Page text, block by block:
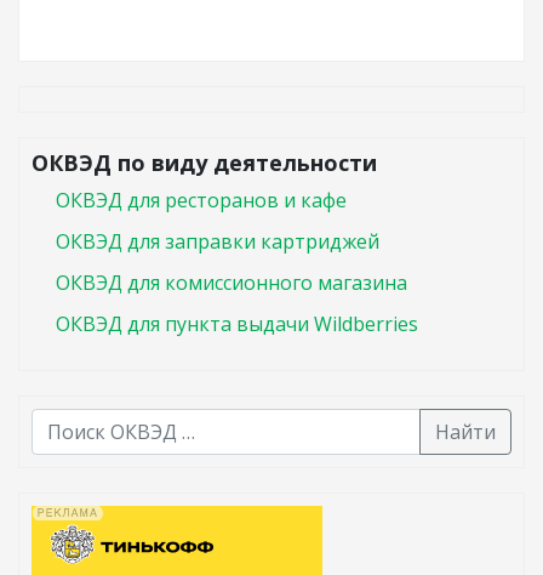
ОКВЭД по виду деятельности
ОКВЭД для ресторанов и кафе
ОКВЭД для заправки картриджей
ОКВЭД для комиссионного магазина
ОКВЭД для пункта выдачи Wildberries
Найти
В списке найденных результатов используйте